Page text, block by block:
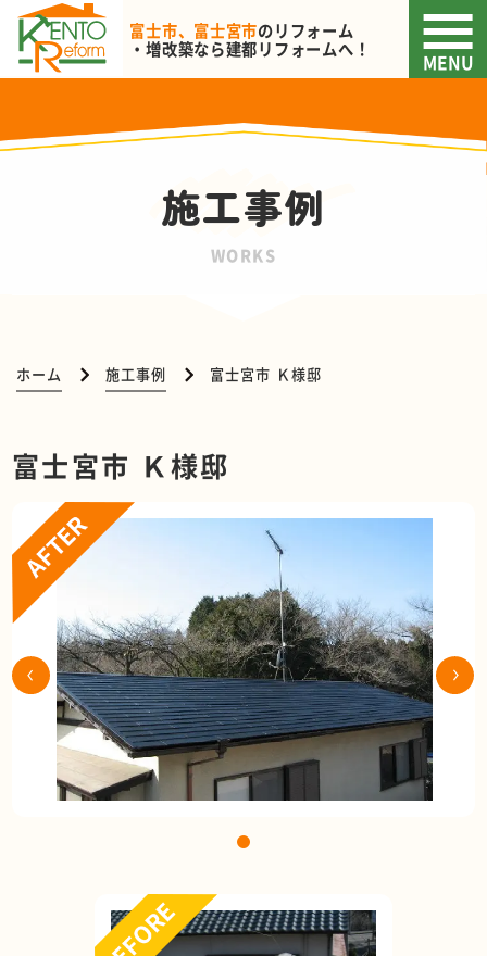
富士市、富士宮市のリフォーム
・増改築なら建都リフォームへ！
MENU
施工事例
WORKS
ホーム 施工事例 富士宮市 Ｋ様邸
富士宮市 Ｋ様邸